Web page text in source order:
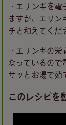
・エリンギを
ますが、エリン
チと和えてくだ
・エリンギの
なっているので
サッとお湯で茹
このレシピを